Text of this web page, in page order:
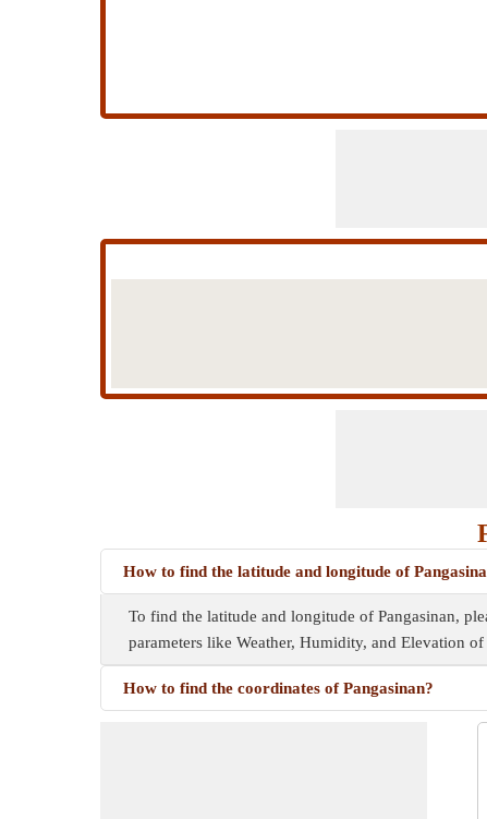
How to find the latitude and longitude of
To find the latitude and longitude of Pangasinan,
parameters like Weather, Humidity, and Elevation
How to find the coordinates of Pangasinan?